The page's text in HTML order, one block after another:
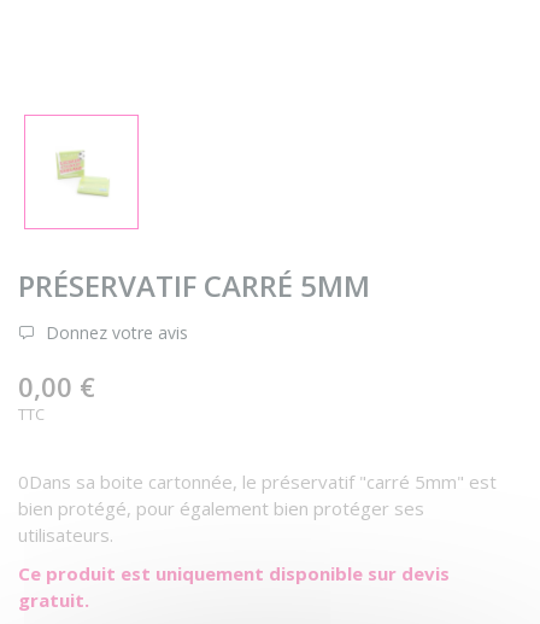
PRÉSERVATIF CARRÉ 5MM
Donnez votre avis
0,00 €
TTC
0Dans sa boite cartonnée, le préservatif "carré 5mm" est
bien protégé, pour également bien protéger ses
utilisateurs.
Ce produit est uniquement disponible sur devis
gratuit.